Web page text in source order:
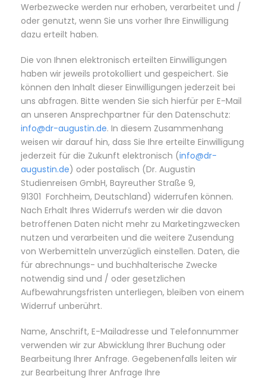
Werbezwecke werden nur erhoben, verarbeitet und /
oder genutzt, wenn Sie uns vorher Ihre Einwilligung
dazu erteilt haben.
Die von Ihnen elektronisch erteilten Einwilligungen
haben wir jeweils protokolliert und gespeichert. Sie
können den Inhalt dieser Einwilligungen jederzeit bei
uns abfragen. Bitte wenden Sie sich hierfür per E-Mail
an unseren Ansprechpartner für den Datenschutz:
info@dr-augustin.de. In diesem Zusammenhang
weisen wir darauf hin, dass Sie Ihre erteilte Einwilligung
jederzeit für die Zukunft elektronisch (info@dr-
augustin.de) oder postalisch (Dr. Augustin
Studienreisen GmbH, Bayreuther Straße 9,
91301 Forchheim, Deutschland) widerrufen können.
Nach Erhalt Ihres Widerrufs werden wir die davon
betroffenen Daten nicht mehr zu Marketingzwecken
nutzen und verarbeiten und die weitere Zusendung
von Werbemitteln unverzüglich einstellen. Daten, die
für abrechnungs- und buchhalterische Zwecke
notwendig sind und / oder gesetzlichen
Aufbewahrungsfristen unterliegen, bleiben von einem
Widerruf unberührt.
Name, Anschrift, E-Mailadresse und Telefonnummer
verwenden wir zur Abwicklung Ihrer Buchung oder
Bearbeitung Ihrer Anfrage. Gegebenenfalls leiten wir
zur Bearbeitung Ihrer Anfrage Ihre